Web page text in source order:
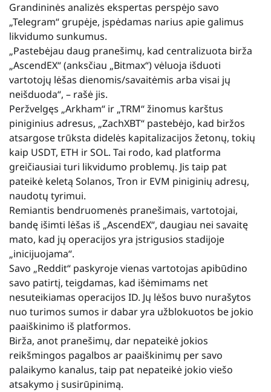
Grandininės analizės ekspertas perspėjo savo
„Telegram“ grupėje, įspėdamas narius apie galimus
likvidumo sunkumus.
„Pastebėjau daug pranešimų, kad centralizuota birža
„AscendEX“ (anksčiau „Bitmax“) vėluoja išduoti
vartotojų lėšas dienomis/savaitėmis arba visai jų
neišduoda“, – rašė jis.
Peržvelgęs „Arkham“ ir „TRM“ žinomus karštus
piniginius adresus, „ZachXBT“ pastebėjo, kad biržos
atsargose trūksta didelės kapitalizacijos žetonų, tokių
kaip USDT, ETH ir SOL. Tai rodo, kad platforma
greičiausiai turi likvidumo problemų. Jis taip pat
pateikė keletą Solanos, Tron ir EVM piniginių adresų,
naudotų tyrimui.
Remiantis bendruomenės pranešimais, vartotojai,
bandę išimti lėšas iš „AscendEX“, daugiau nei savaitę
mato, kad jų operacijos yra įstrigusios stadijoje
„inicijuojama“.
Savo „Reddit“ paskyroje vienas vartotojas apibūdino
savo patirtį, teigdamas, kad išėmimams net
nesuteikiamas operacijos ID. Jų lėšos buvo nurašytos
nuo turimos sumos ir dabar yra užblokuotos be jokio
paaiškinimo iš platformos.
Birža, anot pranešimų, dar nepateikė jokios
reikšmingos pagalbos ar paaiškinimų per savo
palaikymo kanalus, taip pat nepateikė jokio viešo
atsakymo į susirūpinimą.